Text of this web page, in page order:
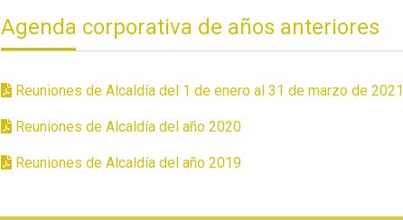
Agenda corporativa de años anteriores
Reuniones de Alcaldía del 1 de enero al 31 de marzo de 2021
Reuniones de Alcaldía del año 2020
Reuniones de Alcaldía del año 2019